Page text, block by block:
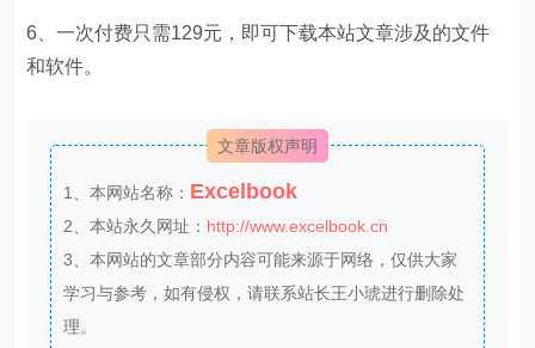
6、一次付费只需129元，即可下载本站文章涉及的文件
和软件。
文章版权声明
1、本网站名称： Excelbook
2、本站永久网址： http://www.excelbook.cn
3、本网站的文章部分内容可能来源于网络，仅供大家
学习与参考，如有侵权，请联系站长王小琥进行删除处
理。